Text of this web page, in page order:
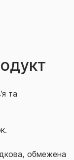
та
обмежена